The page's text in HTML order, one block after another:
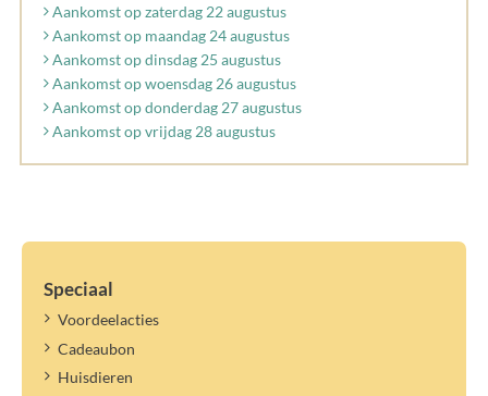
Aankomst op zaterdag 22 augustus
Aankomst op maandag 24 augustus
Aankomst op dinsdag 25 augustus
Aankomst op woensdag 26 augustus
Aankomst op donderdag 27 augustus
Aankomst op vrijdag 28 augustus
Speciaal
Voordeelacties
Cadeaubon
Huisdieren